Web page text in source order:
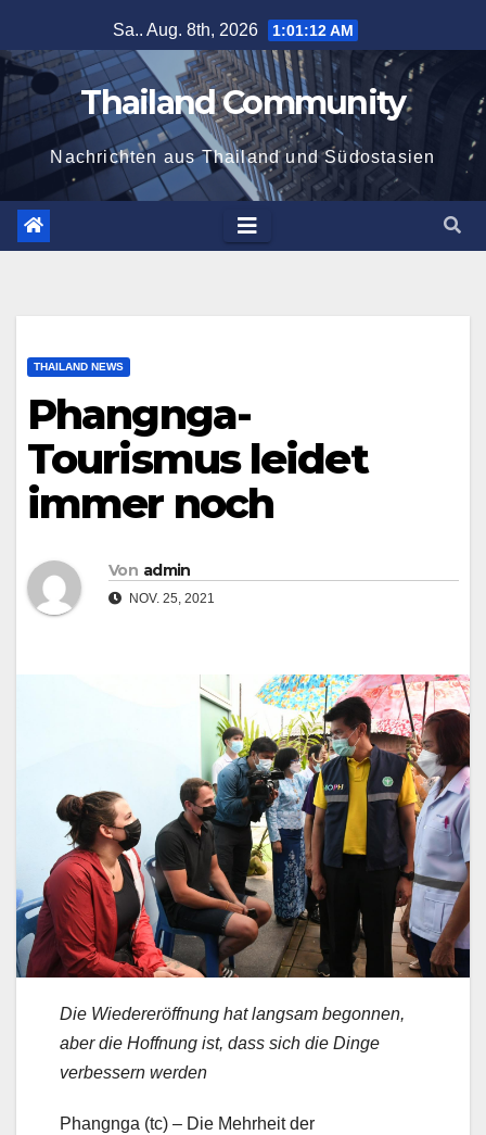
Inhalt
springen
Sa.. Aug. 8th, 2026 1:01:13 AM
Thailand Community
Nachrichten aus Thailand und Südostasien
THAILAND NEWS
Phangnga-
Tourismus leidet
immer noch
Von admin
NOV. 25, 2021
Die Wiedereröffnung hat langsam begonnen,
aber die Hoffnung ist, dass sich die Dinge
verbessern werden
Phangnga (tc) – Die Mehrheit der